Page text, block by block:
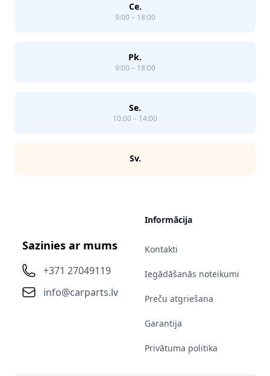
Ce.
9:00 – 18:00
Pk.
9:00 – 18:00
Se.
10:00 – 14:00
Sv.
Sazinies ar mums
+371 27049119
info@carparts.lv
Informācija
Kontakti
Iegādāšanās noteikumi
Preču atgriešana
Garantija
Privātuma politika